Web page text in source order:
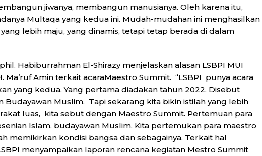
jiwanya, membangun manusianya. Oleh karena itu,
Multaqa yang kedua ini. Mudah-mudahan ini menghasilkan
lebih maju, yang dinamis, tetapi tetap berada di dalam
Habiburrahman El-Shirazy menjelaskan alasan LSBPI MUI
Ma’ruf Amin terkait acaraMaestro Summit. “LSBPI punya acara
yang kedua. Yang pertama diadakan tahun 2022. Disebut
Budayawan Muslim. Tapi sekarang kita bikin istilah yang lebih
luas, kita sebut dengan Maestro Summit. Pertemuan para
Islam, budayawan Muslim. Kita pertemukan para maestro
memikirkan kondisi bangsa dan sebagainya. Terkait hal
menyampaikan laporan rencana kegiatan Mestro Summit